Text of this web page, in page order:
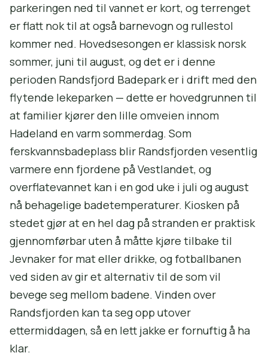
parkeringen ned til vannet er kort, og terrenget
er flatt nok til at også barnevogn og rullestol
kommer ned. Hovedsesongen er klassisk norsk
sommer, juni til august, og det er i denne
perioden Randsfjord Badepark er i drift med den
flytende lekeparken — dette er hovedgrunnen til
at familier kjører den lille omveien innom
Hadeland en varm sommerdag. Som
ferskvannsbadeplass blir Randsfjorden vesentlig
varmere enn fjordene på Vestlandet, og
overflatevannet kan i en god uke i juli og august
nå behagelige badetemperaturer. Kiosken på
stedet gjør at en hel dag på stranden er praktisk
gjennomførbar uten å måtte kjøre tilbake til
Jevnaker for mat eller drikke, og fotballbanen
ved siden av gir et alternativ til de som vil
bevege seg mellom badene. Vinden over
Randsfjorden kan ta seg opp utover
ettermiddagen, så en lett jakke er fornuftig å ha
klar.